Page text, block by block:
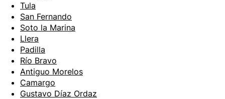
Tula
San Fernando
Soto la Marina
Llera
Padilla
Río Bravo
Antiguo Morelos
Camargo
Gustavo Díaz Ordaz